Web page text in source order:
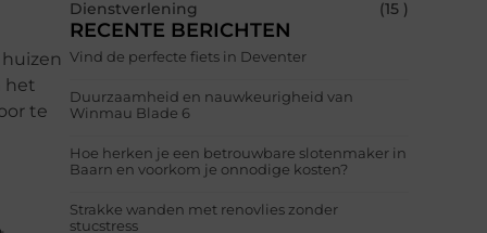
het
te
Dienstverlening
(15 )
RECENTE BERICHTEN
Vind de perfecte fiets in Deventer
Duurzaamheid en nauwkeurigheid van
Winmau Blade 6
Hoe herken je een betrouwbare slotenmaker in
Baarn en voorkom je onnodige kosten?
Strakke wanden met renovlies zonder
stucstress